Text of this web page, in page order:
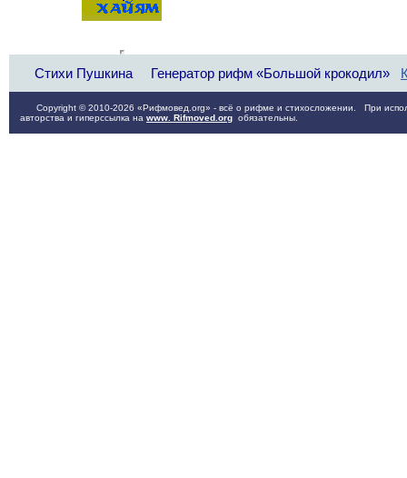
Стихи Пушкина Генератор рифм «Большой крокодил»
Copyright © 2010-2026 «Рифмовед.org» - всё о рифме и стихосложении. При
авторства и гиперссылка на www. Rifmoved.org обязательны.